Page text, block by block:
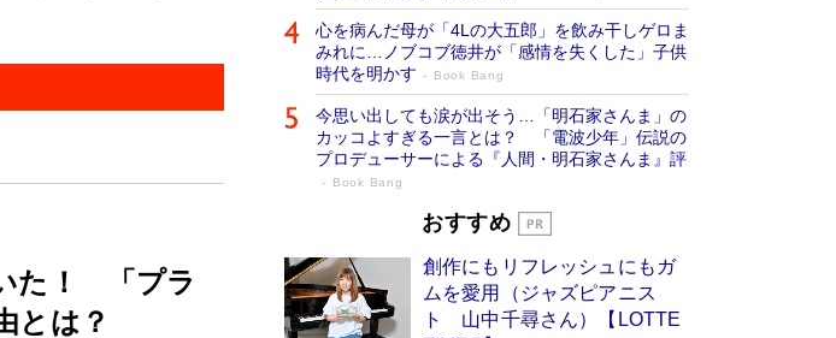
た！ 「プラ
とは？
心を病んだ母が「4Lの大五郎」を飲み干しゲロま
みれに…ノブコブ徳井が「感情を失くした」子供
時代を明かす
Book Bang
今思い出しても涙が出そう…「明石家さんま」の
カッコよすぎる一言とは？ 「電波少年」伝説の
プロデューサーによる『人間・明石家さんま』評
Book Bang
「宇宙兄弟」最終46巻がベストセラー1
物語に幕 特装版には「宇宙で描かれたマ
ンガ」も収録
Book Bang
おすすめ
創作にもリフレッシュにもガ
ムを愛用（ジャズピアニス
ト 山中千尋さん）【LOTTE